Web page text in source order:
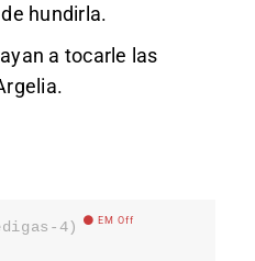
hundirla.
a tocarle las
4) EM Off